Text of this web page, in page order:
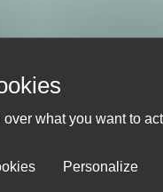
what you want to
Personalize